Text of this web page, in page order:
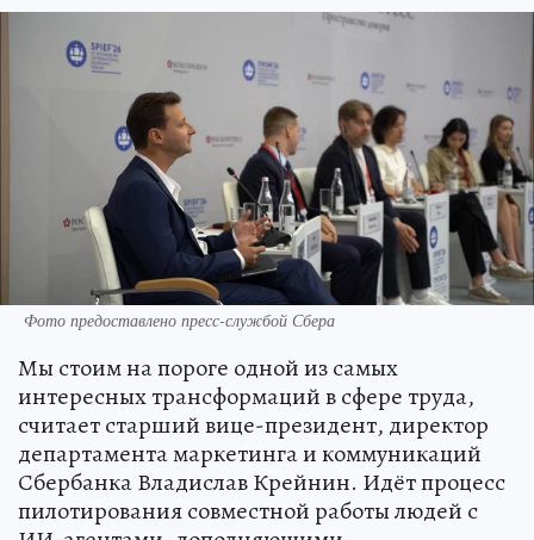
Фото предоставлено пресс-службой Сбера
Мы стоим на пороге одной из самых
интересных трансформаций в сфере труда,
считает старший вице-президент, директор
департамента маркетинга и коммуникаций
Сбербанка Владислав Крейнин. Идёт процесс
пилотирования совместной работы людей с